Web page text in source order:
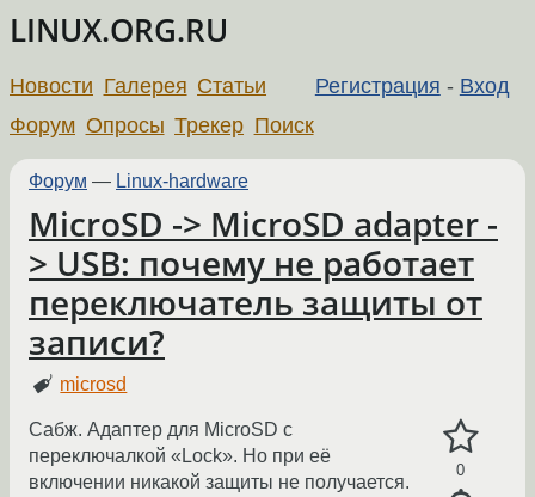
LINUX.ORG.RU
Регистрация - Вход
Новости Галерея Статьи
Форум Опросы Трекер Поиск
Форум — Linux-hardware
MicroSD -> MicroSD adapter -
> USB: почему не работает
переключатель защиты от
записи?
microsd
0
Сабж. Адаптер для MicroSD с
переключалкой «Lock». Но при её
включении никакой защиты не получается.